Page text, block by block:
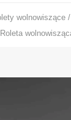
wolnowiszące /
Roleta